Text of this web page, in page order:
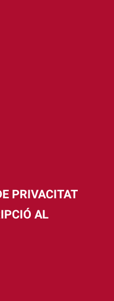
PRIVACITAT
AL